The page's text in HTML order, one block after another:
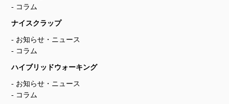
コラム
ナイスクラップ
お知らせ・ニュース
コラム
ハイブリッドウォーキング
お知らせ・ニュース
コラム